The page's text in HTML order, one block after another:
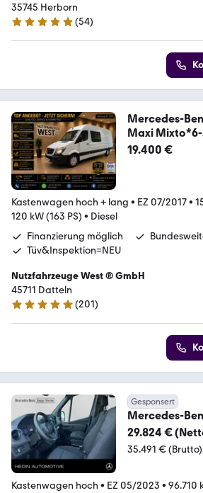
35745 Herborn
4.8 Sterne
(54)
Mercedes-
Maxi Mixto*6-
19.400 €
Kastenwagen hoch + lang • EZ 07/2017•
120 kW (163 PS) • Diesel
Finanzierung möglich
Tüv&Inspektion=NEU
Nutzfahrzeuge West ® GmbH
45711 Datteln
4.9 Sterne
(201)
Gesponsert
Mercedes-
L2H2 AHK
29.824 €
35.491 € (Brutto)
Kastenwagen hoch • EZ 05/2023 • 96.710